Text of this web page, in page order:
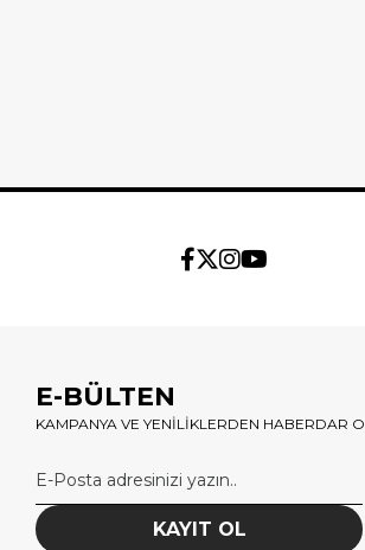
E-BÜLTEN
KAMPANYA VE YENİLİKLERDEN HABERDAR
KAYIT OL